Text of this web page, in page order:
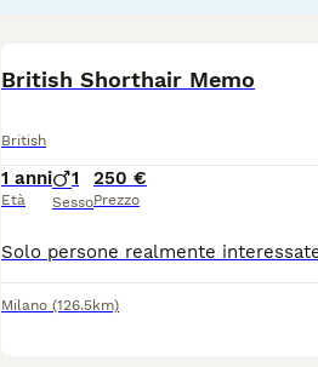
British Shorthair Memo
British
1 anni
Età
1
Sesso
250 €
Prezzo
Milano (126.5km)